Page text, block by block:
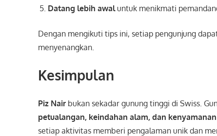
Datang lebih awaluntuk menikmati
Dengan mengikuti tips ini, setiap pengunjung
menyenangkan.
Kesimpulan
Piz Nair bukan sekadar gunung tinggi di Swiss.
petualangan, keindahan alam, dan
setiap aktivitas memberi pengalaman unik dan